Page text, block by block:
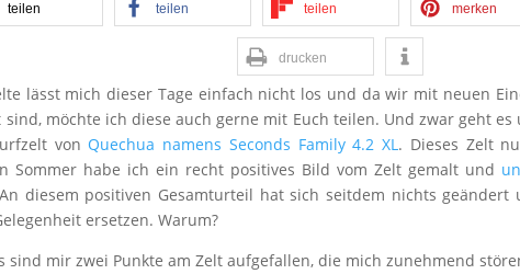
teilen teilen teilen merken
drucken
lässt mich dieser Tage einfach nicht los und da wir mit neuen
möchte ich diese auch gerne mit Euch teilen. Und zwar geht
von Quechua namens Seconds Family 4.2 XL . Dieses Zelt
Sommer habe ich ein recht positives Bild vom Zelt gemalt und
diesem positiven Gesamturteil hat sich seitdem nichts
ersetzen. Warum?
sind mir zwei Punkte am Zelt aufgefallen, die mich zunehmend